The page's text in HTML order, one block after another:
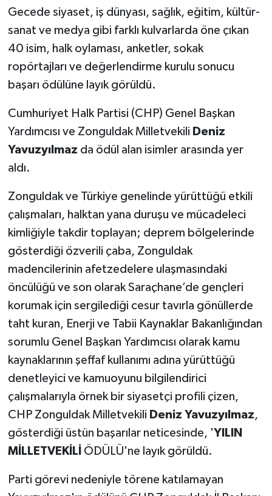
Gecede siyaset, iş dünyası, sağlık, eğitim, kültür-
sanat ve medya gibi farklı kulvarlarda öne çıkan
40 isim, halk oylaması, anketler, sokak
ropörtajları ve değerlendirme kurulu sonucu
başarı ödülüne layık görüldü.
Cumhuriyet Halk Partisi (CHP) Genel Başkan
Yardımcısı ve Zonguldak Milletvekili Deniz
Yavuzyılmaz da ödül alan isimler arasında yer
aldı.
Zonguldak ve Türkiye genelinde yürüttüğü etkili
çalışmaları, halktan yana duruşu ve mücadeleci
kimliğiyle takdir toplayan; deprem bölgelerinde
gösterdiği özverili çaba, Zonguldak
madencilerinin afetzedelere ulaşmasındaki
öncülüğü ve son olarak Saraçhane’de gençleri
korumak için sergilediği cesur tavırla gönüllerde
taht kuran, Enerji ve Tabii Kaynaklar Bakanlığından
sorumlu Genel Başkan Yardımcısı olarak kamu
kaynaklarının şeffaf kullanımı adına yürüttüğü
denetleyici ve kamuoyunu bilgilendirici
çalışmalarıyla örnek bir siyasetçi profili çizen,
CHP Zonguldak Milletvekili Deniz Yavuzyılmaz,
gösterdiği üstün başarılar neticesinde, 'YILIN
MİLLETVEKİLİ ÖDÜLÜ'ne layık görüldü.
Parti görevi nedeniyle törene katılamayan